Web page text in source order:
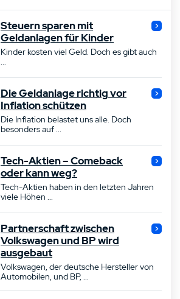
Steuern sparen mit
Geldanlagen für Kinder
Kinder kosten viel Geld. Doch es gibt auch
...
Die Geldanlage richtig vor
Inflation schützen
Die Inflation belastet uns alle. Doch
besonders auf ...
Tech-Aktien – Comeback
oder kann weg?
Tech-Aktien haben in den letzten Jahren
viele Höhen ...
Partnerschaft zwischen
Volkswagen und BP wird
ausgebaut
Volkswagen, der deutsche Hersteller von
Automobilen, und BP, ...